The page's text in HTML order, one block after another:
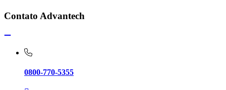
Contato Advantech
0800-770-5355